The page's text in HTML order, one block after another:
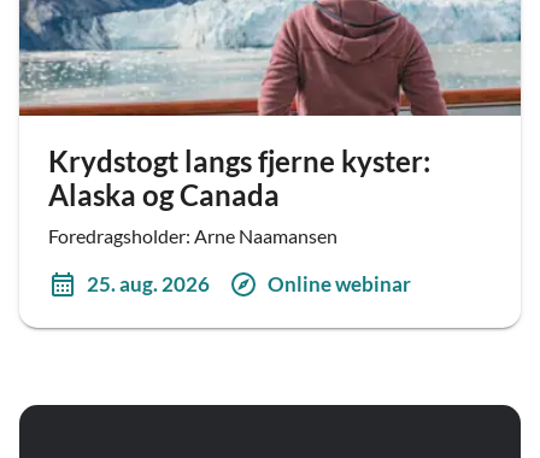
Krydstogt langs fjerne kyster:
Alaska og Canada
Foredragsholder: Arne Naamansen
25. aug. 2026 Online webinar